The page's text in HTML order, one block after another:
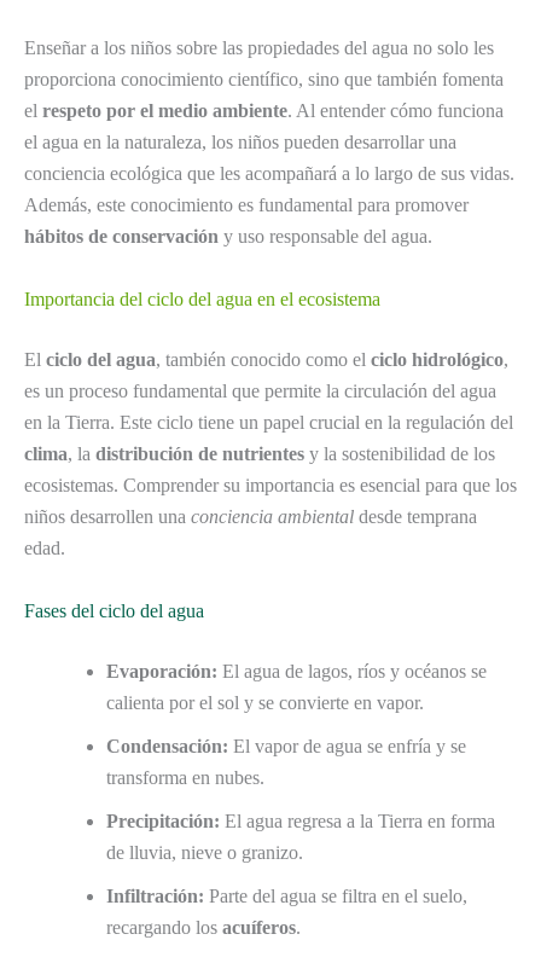
Enseñar a los niños sobre las propiedades del agua no solo les
proporciona conocimiento científico, sino que también fomenta
el respeto por el medio ambiente. Al entender cómo funciona
el agua en la naturaleza, los niños pueden desarrollar una
conciencia ecológica que les acompañará a lo largo de sus vidas.
Además, este conocimiento es fundamental para promover
hábitos de conservación y uso responsable del agua.
Importancia del ciclo del agua en el ecosistema
El ciclo del agua, también conocido como el ciclo hidrológico,
es un proceso fundamental que permite la circulación del agua
en la Tierra. Este ciclo tiene un papel crucial en la regulación del
clima, la distribución de nutrientes y la sostenibilidad de los
ecosistemas. Comprender su importancia es esencial para que los
niños desarrollen una conciencia ambiental desde temprana
edad.
Fases del ciclo del agua
Evaporación: El agua de lagos, ríos y océanos se
calienta por el sol y se convierte en vapor.
Condensación: El vapor de agua se enfría y se
transforma en nubes.
Precipitación: El agua regresa a la Tierra en forma
de lluvia, nieve o granizo.
Infiltración: Parte del agua se filtra en el suelo,
recargando los acuíferos.